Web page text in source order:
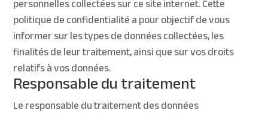
personnelles collectées sur ce site internet. Cette
politique de confidentialité a pour objectif de vous
informer sur les types de données collectées, les
finalités de leur traitement, ainsi que sur vos droits
relatifs à vos données.
Responsable du traitement
Le responsable du traitement des données